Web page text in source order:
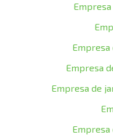
Empresa
Empresa de